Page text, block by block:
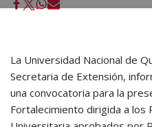
La Universidad Nacional de
Secretaria de Extensión,
una convocatoria para la
Fortalecimiento dirigida a los